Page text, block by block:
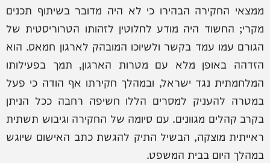
ממצאי החקירה הבהירו כי לא היה מדובר בשיתוף תכנים
מקרי; החשוד היה מודע לחלוטין לזהותו הטרוריסטית של
הגורם עמו עמד בקשר ולשיוכו המובהק לארגון חמאס. הוא
הזדהה באופן מלא עם מטרות הארגון, תמך בפעילותו
המלחמתית נגד ישראל, ובמהלך חקירתו אף הודה כי פעל
במטרה להעניק למסרים הללו חשיפה רחבה ככל הניתן
בקרב קהלים מגוונים. עם סיומה של החקירה וגיבוש תשתית
ראייתית מוצקה, הבשיל התיק להגשת כתב האישום שיוגש
במהלך היום בבית המשפט.